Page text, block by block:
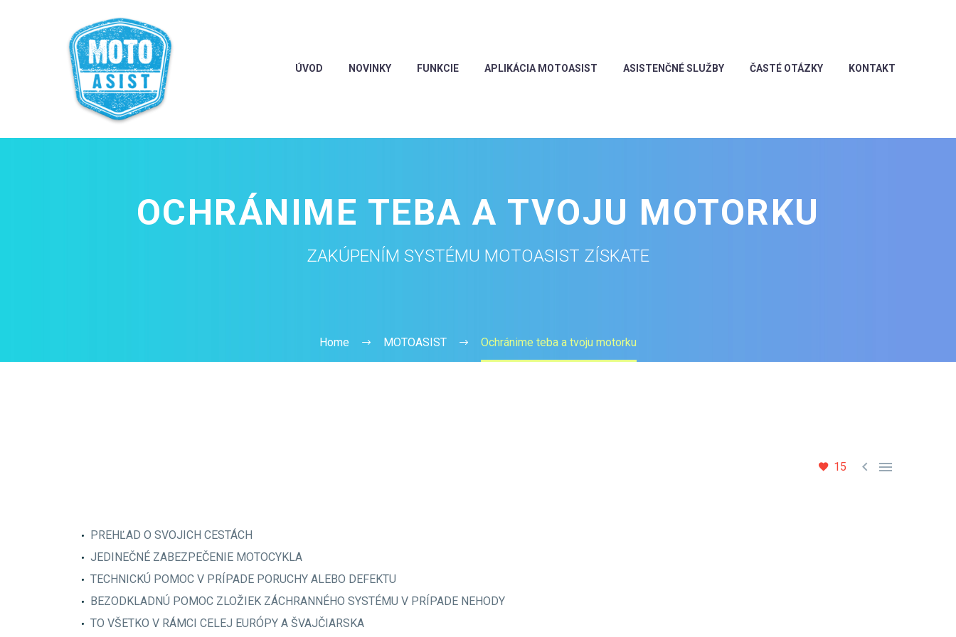
ÚVOD NOVINKY FUNKCIE APLIKÁCIA MOTOASIST ASISTENČNÉ SLUŽBY ČASTÉ OTÁZKY KONTAKT
OCHRÁNIME TEBA A TVOJU MOTORKU
ZAKÚPENÍM SYSTÉMU MOTOASIST ZÍSKATE
Home MOTOASIST Ochránime teba a tvoju motorku
15  
PREHĽAD O SVOJICH CESTÁCH
JEDINEČNÉ ZABEZPEČENIE MOTOCYKLA
TECHNICKÚ POMOC V PRÍPADE PORUCHY ALEBO DEFEKTU
BEZODKLADNÚ POMOC ZLOŽIEK ZÁCHRANNÉHO SYSTÉMU V PRÍPADE NEHODY
TO VŠETKO V RÁMCI CELEJ EURÓPY A ŠVAJČIARSKA